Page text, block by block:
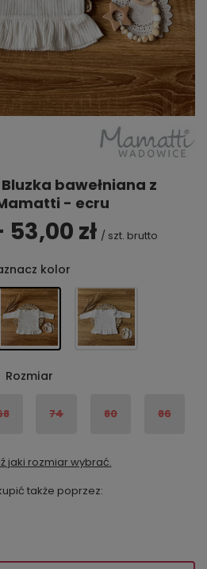
bawełniana z
- ecru
53,00 zł / szt. brutto
kolor
Rozmiar
74 80 86
jaki rozmiar wybrać.
także poprzez: